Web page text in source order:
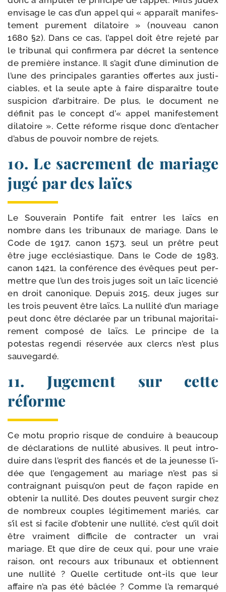
envi­sage le cas d’un appel qui « appa­raît mani­fes­
te­ment pure­ment dila­toire » (nou­veau canon
1680 §2). Dans ce cas, l’appel doit être reje­té par
le tri­bu­nal qui confir­me­ra par décret la sen­tence
de pre­mière ins­tance. Il s’agit d’une dimi­nu­tion de
l’une des prin­ci­pales garan­ties offertes aux jus­ti­
ciables, et la seule apte à faire dis­pa­raître toute
sus­pi­cion d’arbitraire. De plus, le docu­ment ne
défi­nit pas le concept d’« appel mani­fes­te­ment
dila­toire ». Cette réforme risque donc d’entacher
d’abus de pou­voir nombre de rejets.
10. Le sacrement de mariage
jugé par des laïcs
Le Souverain Pontife fait entrer les laïcs en
nombre dans les tri­bu­naux de mariage. Dans le
Code de 1917, canon 1573, seul un prêtre peut
être juge ecclé­sias­tique. Dans le Code de 1983,
canon 1421, la confé­rence des évêques peut per­
mettre que l’un des trois juges soit un laïc licen­cié
en droit cano­nique. Depuis 2015, deux juges sur
les trois peuvent être laïcs. La nul­li­té d’un mariage
peut donc être décla­rée par un tri­bu­nal majo­ri­tai­
re­ment com­po­sé de laïcs. Le prin­cipe de la
potes­tas regen­di réser­vée aux clercs n’est plus
sauvegardé.
11. Jugement sur cette
réforme
Ce motu pro­prio risque de conduire à beau­coup
de décla­ra­tions de nul­li­té abu­sives. Il peut intro­
duire dans l’es­prit des fian­cés et de la jeu­nesse l’i­
dée que l’en­ga­ge­ment au mariage n’est pas si
contrai­gnant puis­qu’on peut de façon rapide en
obte­nir la nul­li­té. Des doutes peuvent sur­gir chez
de nom­breux couples légi­ti­me­ment mariés, car
s’il est si facile d’ob­te­nir une nul­li­té, c’est qu’il doit
être vrai­ment dif­fi­cile de contrac­ter un vrai
mariage. Et que dire de ceux qui, pour une vraie
rai­son, ont recours aux tri­bu­naux et obtiennent
une nul­li­té ? Quelle cer­ti­tude ont-​ils que leur
affaire n’a pas été bâclée ? Comme l’a remar­qué